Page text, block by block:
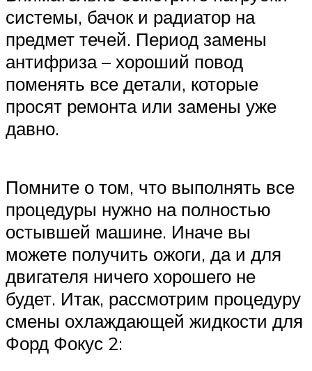
системы, бачок и радиатор на
предмет течей. Период замены
антифриза – хороший повод
поменять все детали, которые
просят ремонта или замены уже
давно.
Помните о том, что выполнять все
процедуры нужно на полностью
остывшей машине. Иначе вы
можете получить ожоги, да и для
двигателя ничего хорошего не
будет. Итак, рассмотрим процедуру
смены охлаждающей жидкости для
Форд Фокус 2: